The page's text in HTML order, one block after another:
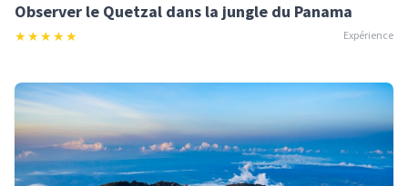
Observer le Quetzal dans la jungle du Panama
★★★★★ Expérience